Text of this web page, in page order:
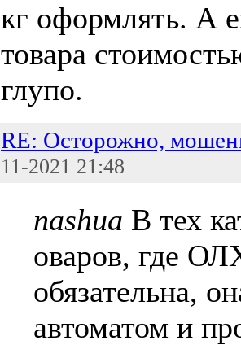
кг оформлять. А
товара
глупо.
RE: Осторожно,
11-2021 21:48
nashua В тех
оваров, где
обязательна,
автоматом и